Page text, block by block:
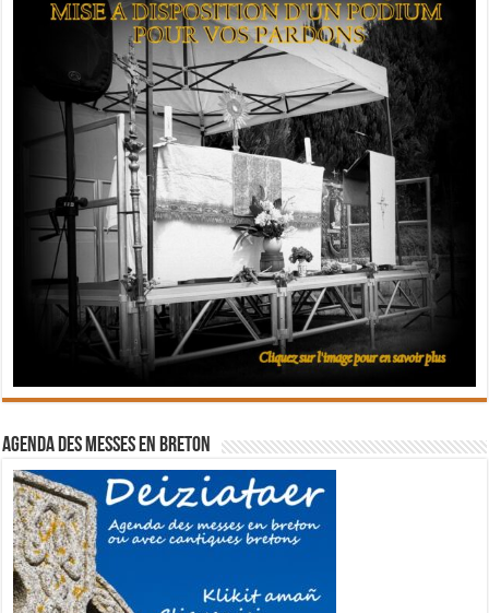
Agenda des messes en breton